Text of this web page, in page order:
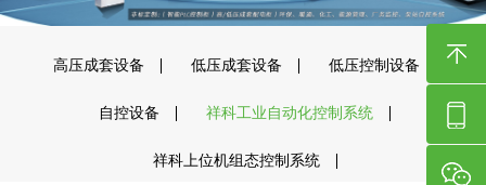
高压成套设备 低压成套设备 低压控制设备
自控设备 祥科工业自动化控制系统
祥科上位机组态控制系统